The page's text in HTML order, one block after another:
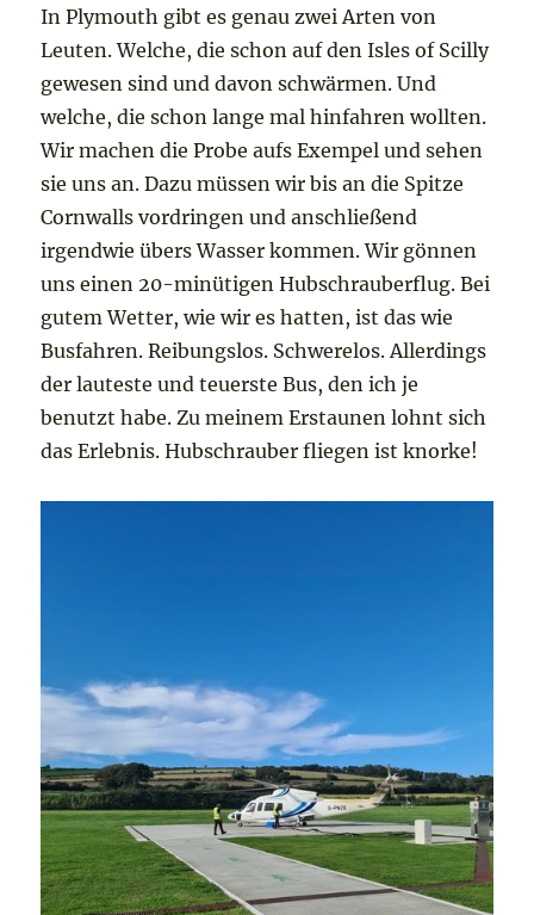
In Plymouth gibt es genau zwei Arten von
Leuten. Welche, die schon auf den Isles of Scilly
gewesen sind und davon schwärmen. Und
welche, die schon lange mal hinfahren wollten.
Wir machen die Probe aufs Exempel und sehen
sie uns an. Dazu müssen wir bis an die Spitze
Cornwalls vordringen und anschließend
irgendwie übers Wasser kommen. Wir gönnen
uns einen 20-minütigen Hubschrauberflug. Bei
gutem Wetter, wie wir es hatten, ist das wie
Busfahren. Reibungslos. Schwerelos. Allerdings
der lauteste und teuerste Bus, den ich je
benutzt habe. Zu meinem Erstaunen lohnt sich
das Erlebnis. Hubschrauber fliegen ist knorke!